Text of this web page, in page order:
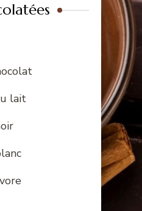
lait